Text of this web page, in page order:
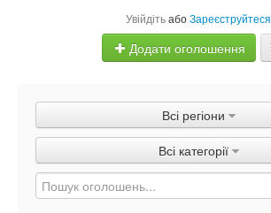
УвійдітьабоЗареєструйтеся
Додати оголошення
Оголошення
Швидка продаж
Всі регіони
Всі категорії